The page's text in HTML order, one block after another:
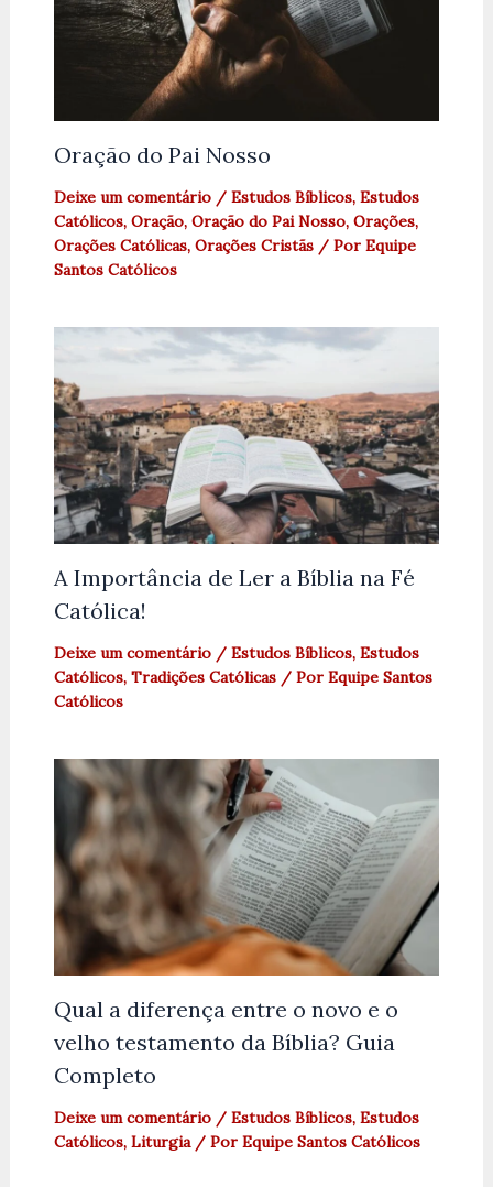
Oração do Pai Nosso
Deixe um comentário / Estudos Bíblicos, Estudos
Católicos, Oração, Oração do Pai Nosso, Orações,
Orações Católicas, Orações Cristãs/ Por Equipe
Santos Católicos
A Importância de Ler a Bíblia na Fé
Católica!
Deixe um comentário / Estudos Bíblicos, Estudos
Católicos, Tradições Católicas/ Por Equipe Santos
Católicos
Qual a diferença entre o novo e o
velho testamento da Bíblia? Guia
Completo
Deixe um comentário / Estudos Bíblicos, Estudos
Católicos, Liturgia/ Por Equipe Santos Católicos